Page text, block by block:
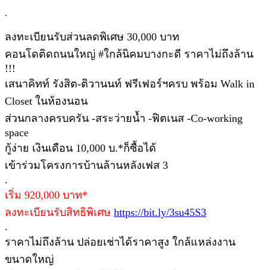
.
ลงทะเบียนรับส่วนลดพิเศษ 30,000 บาท
คอนโดติดถนนใหญ่ #ใกล้นิคมบางกะดี ราคาไม่ถึงล้าน
!!!
เสนาคิทท์ รังสิต-ติวานนท์ ฟรีเฟอร์ฯครบ พร้อม Walk in
Closet ในห้องนอน
ส่วนกลางครบครัน -สระว่ายน้ำ -ฟิตเนส -Co-working
space
กู้ง่าย เงินเดือน 10,000 บ.*ก็ซื้อได้
เข้าร่วมโครงการบ้านล้านหลังเฟส 3
.
เริ่ม 920,000 บาท*
ลงทะเบียนรับสิทธิพิเศษ https://bit.ly/3su45S3
.
ราคาไม่ถึงล้าน ปล่อยเช่าได้ราคาสูง ใกล้แหล่งงาน
ขนาดใหญ่